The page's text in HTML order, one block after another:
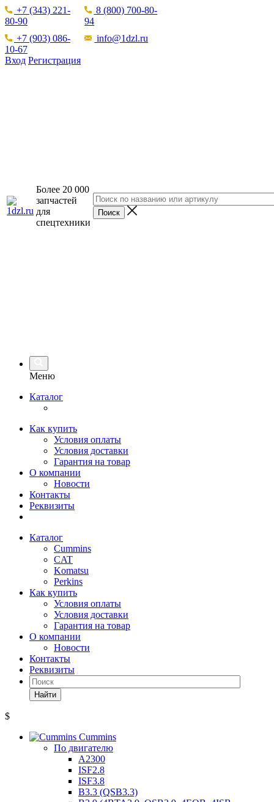
+7 (343) 221-
80-90
8 (800) 700-80-
94
+7 (903) 086-
10-67
info@1dzl.ru
Вход Регистрация
Более 20 000
запчастей
для
спецтехники
Меню
Каталог
Как купить
Условия оплаты
Условия доставки
Гарантия на товар
О компании
Новости
Контакты
Реквизиты
Каталог
Cummins
CAT
Komatsu
Perkins
Как купить
Условия оплаты
Условия доставки
Гарантия на товар
О компании
Новости
Контакты
Реквизиты
Найти
$
Cummins
По двигателю
A2300
ISF2.8
ISF3.8
B3.3 (QSB3.3)